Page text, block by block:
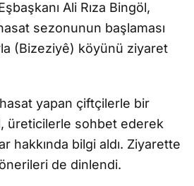
Ali Rıza Bingöl,
sezonunun başlaması
(Bizeziyê) köyünü ziyaret
yapan çiftçilerle bir
üreticilerle sohbet ederek
hakkında bilgi aldı. Ziyarette
de dinlendi.